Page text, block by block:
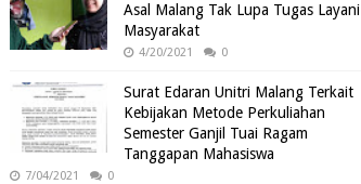
Asal Malang Tak Lupa Tugas Layani
Masyarakat
4/20/2021 0
Surat Edaran Unitri Malang Terkait
Kebijakan Metode Perkuliahan
Semester Ganjil Tuai Ragam
Tanggapan Mahasiswa
7/04/2021 0